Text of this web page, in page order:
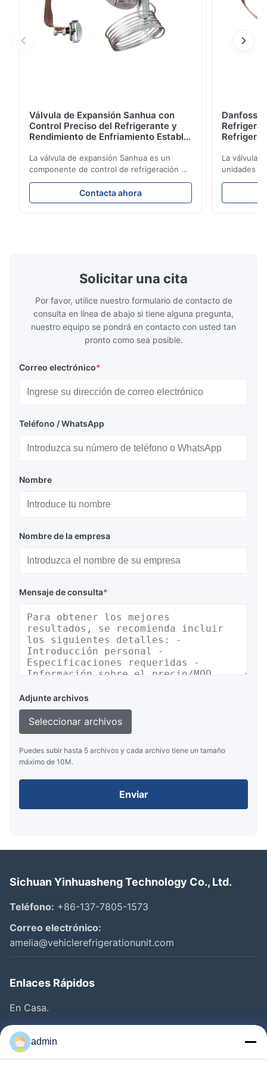
Válvula de Expansión Sanhua con
Control Preciso del Refrigerante y
Rendimiento de Enfriamiento Estable
Vehículos
La válvula de expansión Sanhua es un
componente de control de refrigeración de
alto rendimiento diseñado para unidades
de refrigeración de camiones, furgonetas
refrigeradas y sistemas de transporte de
Contacta ahora
Danfoss
La válvula
unidades
regula con
Solicitar una cita
Por favor, utilice nuestro formulario de contacto de
consulta en línea de abajo si tiene alguna pregunta,
nuestro equipo se pondrá en contacto con usted tan
pronto como sea posible.
Correo electrónico*
Teléfono / WhatsApp
Nombre
Nombre de la empresa
Mensaje de consulta*
Adjunte archivos
Seleccionar archivos
Puedes subir hasta 5 archivos y cada archivo tiene un tamaño
máximo de 10M.
Enviar
Sichuan Yinhuasheng Technology Co., Ltd.
Teléfono: +86-137-7805-1573
Correo electrónico:
amelia@vehiclerefrigerationunit.com
Enlaces Rápidos
En Casa.
Productos
Vídeos
admin